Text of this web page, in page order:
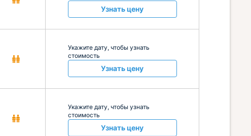
Узнать цену
Укажите дату, чтобы узнать
стоимость
Узнать цену
Укажите дату, чтобы узнать
стоимость
Узнать цену